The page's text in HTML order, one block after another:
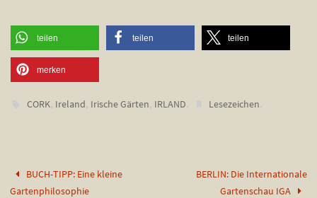
teilen teilen teilen
merken
CORK Ireland Irische Gärten IRLAND Lesezeichen
BUCH-TIPP: Eine kleine
Gartenphilosophie
BERLIN: Die Internationale
Gartenschau IGA